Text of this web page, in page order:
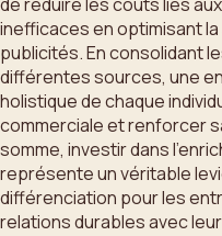
inefficaces en optimisant
publicités. En consolidant
différentes sources, une
holistique de chaque
commerciale et renforcer
somme, investir dans
représente un véritable
différenciation pour les
relations durables avec